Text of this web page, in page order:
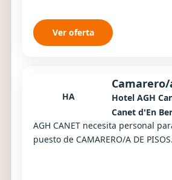
Ver oferta
HA
Hotel AGH
Canet d'En
AGH CANET necesita personal
puesto de CAMARERO/A DE PISOS.